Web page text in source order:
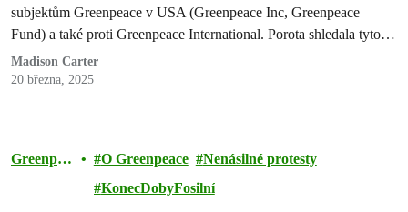
subjektům Greenpeace v USA (Greenpeace Inc, Greenpeace
Fund) a také proti Greenpeace International. Porota shledala tyto
subjekty odpovědnými za škody ve výši přes 660 milionů dolarů.
Madison Carter
20 března, 2025
Greenpea
O Greenpeace
Nenásilné protesty
KonecDobyFosilní